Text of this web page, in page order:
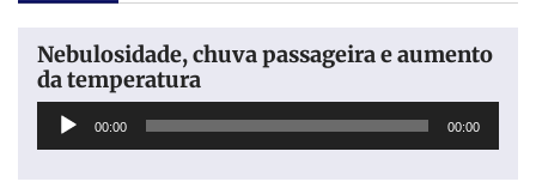
Nebulosidade, chuva passageira e aumento
da temperatura
Tocador
00:00 00:00